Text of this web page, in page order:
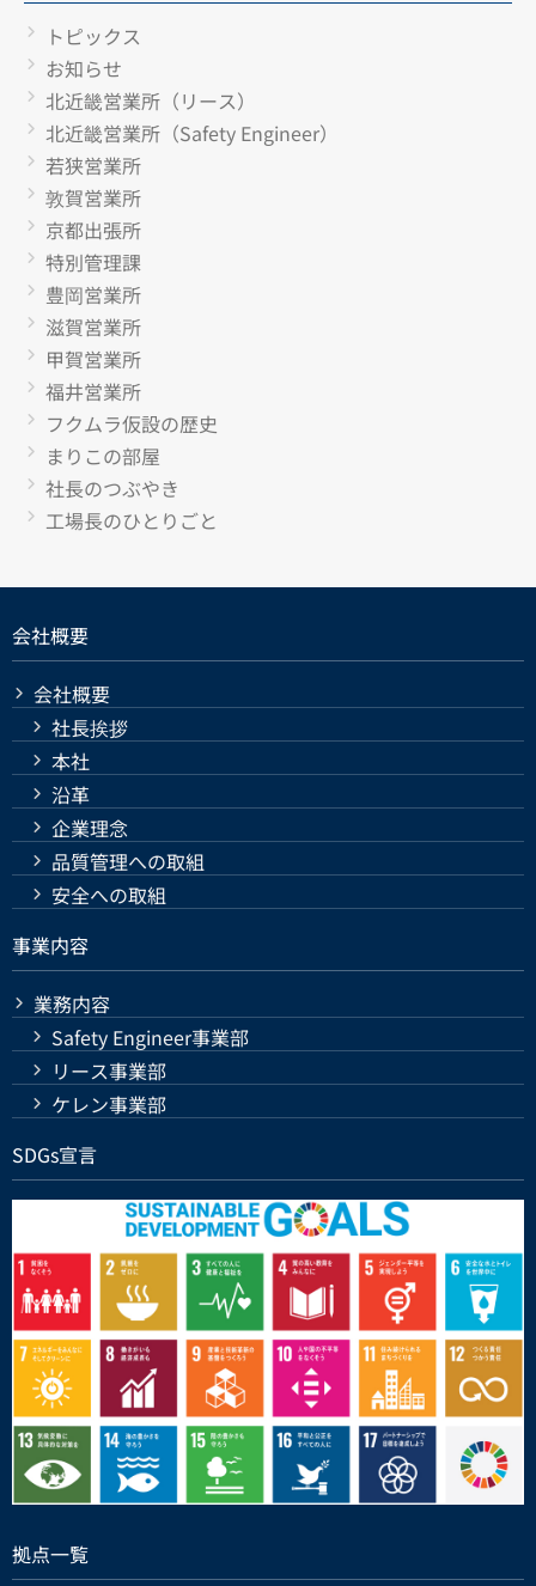
トピックス
お知らせ
北近畿営業所（リース）
北近畿営業所（Safety Engineer）
若狭営業所
敦賀営業所
京都出張所
特別管理課
豊岡営業所
滋賀営業所
甲賀営業所
福井営業所
フクムラ仮設の歴史
まりこの部屋
社長のつぶやき
工場長のひとりごと
会社概要
会社概要
社長挨拶
本社
沿革
企業理念
品質管理への取組
安全への取組
事業内容
業務内容
Safety Engineer事業部
リース事業部
ケレン事業部
SDGs宣言
拠点一覧